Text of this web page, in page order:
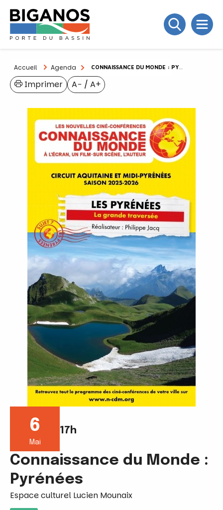
Accueil Agenda CONNAISSANCE DU MONDE : PYRÉNÉES
A− / A+
Imprimer
6
Mai
17h
Connaissance du Monde :
Pyrénées
Espace culturel Lucien Mounaix